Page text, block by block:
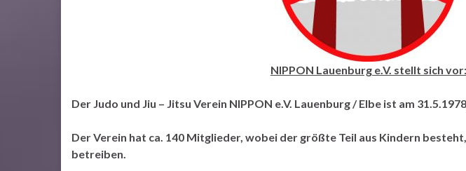
NIPPON Lauenburg e.V. stellt sich vor:
Der Judo und Jiu – Jitsu Verein NIPPON e.V. Lauenburg / Elbe ist am
Der Verein hat ca. 140 Mitglieder, wobei der größte Teil aus Kindern
betreiben.